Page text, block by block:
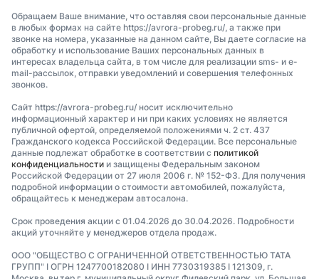
Обращаем Ваше внимание, что оставляя свои персональные данные
в любых формах на сайте https://avrora-probeg.ru/, а также при
звонке на номера, указанные на данном сайте, Вы даете согласие на
обработку и использование Ваших персональных данных в
интересах владельца сайта, в том числе для реализации sms- и e-
mail-рассылок, отправки уведомлений и совершения телефонных
звонков.
Сайт https://avrora-probeg.ru/ носит исключительно
информационный характер и ни при каких условиях не является
публичной офертой, определяемой положениями ч. 2 ст. 437
Гражданского кодекса Российской Федерации. Все персональные
данные подлежат обработке в соответствии с политикой
конфиденциальности и защищены Федеральным законом
Российской Федерации от 27 июля 2006 г. № 152-ФЗ. Для получения
подробной информации о стоимости автомобилей, пожалуйста,
обращайтесь к менеджерам автосалона.
Срок проведения акции с 01.04.2026 до 30.04.2026. Подробности
акций уточняйте у менеджеров отдела продаж.
ООО "ОБЩЕСТВО С ОГРАНИЧЕННОЙ ОТВЕТСТВЕННОСТЬЮ ТАТА
ГРУПП" I ОГРН 1247700182080 I ИНН 7730319385 I 121309, г.